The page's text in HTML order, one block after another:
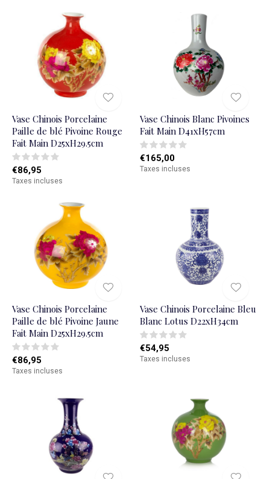
Vase Chinois Porcelaine
Paille de blé Pivoine Rouge
Fait Main D25xH29.5cm
€86,95
Taxes incluses
Vase Chinois Blanc Pivoines
Fait Main D41xH57cm
€165,00
Taxes incluses
Vase Chinois Porcelaine
Paille de blé Pivoine Jaune
Fait Main D25xH29.5cm
€86,95
Taxes incluses
Vase Chinois Porcelaine Bleu
Blanc Lotus D22xH34cm
€54,95
Taxes incluses